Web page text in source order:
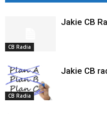
CB Radia
Jakie CB
CB Radia
Jakie CB